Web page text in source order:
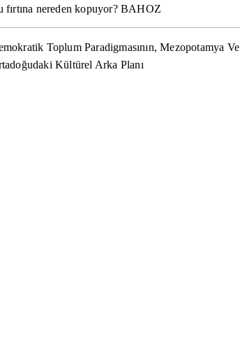
fırtına nereden kopuyor? BAHOZ
Toplum Paradigmasının, Mezopotamya Ve
Kültürel Arka Planı